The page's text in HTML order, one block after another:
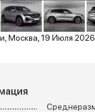
Москва, 19 Июля 2026